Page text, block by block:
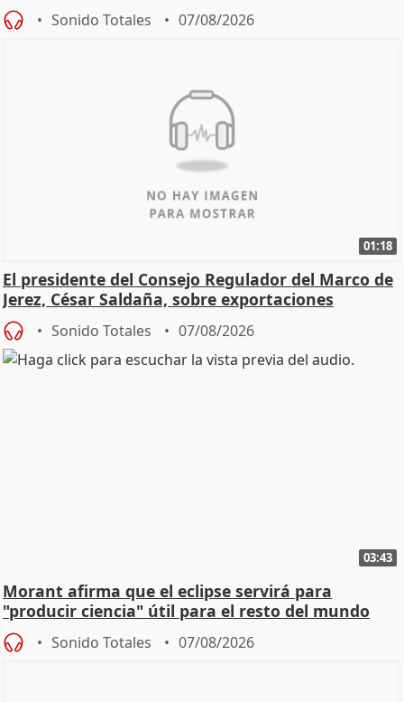
Sonido Totales 07/08/2026
01:18
El presidente del Consejo Regulador del Marco de
Jerez, César Saldaña, sobre exportaciones
Sonido Totales 07/08/2026
03:43
Morant afirma que el eclipse servirá para
"producir ciencia" útil para el resto del mundo
Sonido Totales 07/08/2026